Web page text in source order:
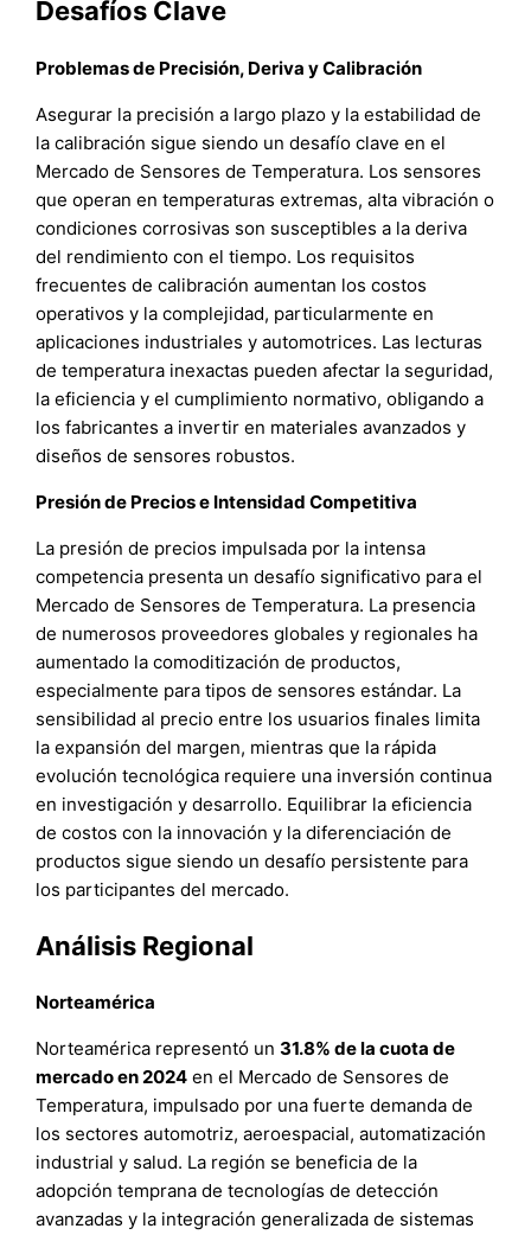
Desafíos Clave
Problemas de Precisión, Deriva y Calibración
Asegurar la precisión a largo plazo y la estabilidad de
la calibración sigue siendo un desafío clave en el
Mercado de Sensores de Temperatura. Los sensores
que operan en temperaturas extremas, alta vibración o
condiciones corrosivas son susceptibles a la deriva
del rendimiento con el tiempo. Los requisitos
frecuentes de calibración aumentan los costos
operativos y la complejidad, particularmente en
aplicaciones industriales y automotrices. Las lecturas
de temperatura inexactas pueden afectar la seguridad,
la eficiencia y el cumplimiento normativo, obligando a
los fabricantes a invertir en materiales avanzados y
diseños de sensores robustos.
Presión de Precios e Intensidad Competitiva
La presión de precios impulsada por la intensa
competencia presenta un desafío significativo para el
Mercado de Sensores de Temperatura. La presencia
de numerosos proveedores globales y regionales ha
aumentado la comoditización de productos,
especialmente para tipos de sensores estándar. La
sensibilidad al precio entre los usuarios finales limita
la expansión del margen, mientras que la rápida
evolución tecnológica requiere una inversión continua
en investigación y desarrollo. Equilibrar la eficiencia
de costos con la innovación y la diferenciación de
productos sigue siendo un desafío persistente para
los participantes del mercado.
Análisis Regional
Norteamérica
Norteamérica representó un31.8% de la cuota de
mercado en 2024 en el Mercado de Sensores de
Temperatura, impulsado por una fuerte demanda de
los sectores automotriz, aeroespacial, automatización
industrial y salud. La región se beneficia de la
adopción temprana de tecnologías de detección
avanzadas y la integración generalizada de sistemas